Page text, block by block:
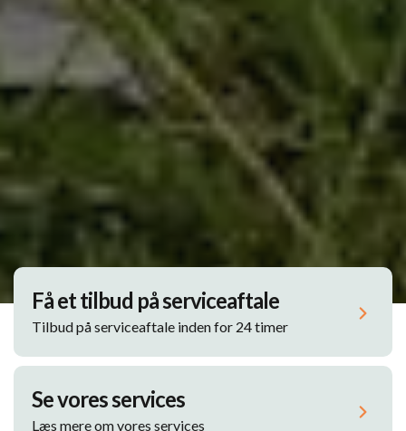
Få et tilbud på serviceaftale
Tilbud på serviceaftale inden for 24 timer
Se vores services
Læs mere om vores services